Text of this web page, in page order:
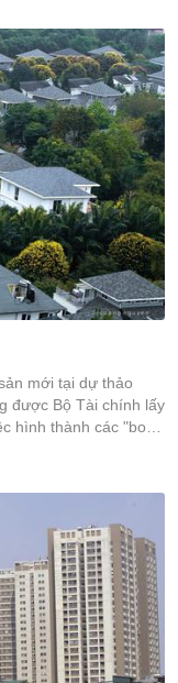
mới tại dự thảo
được Bộ Tài chính lấy
hình thành các "bong
bất động sản